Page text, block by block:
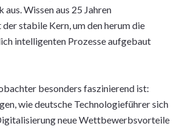
Wissen aus 25 Jahren
stabile Kern, um den herum die
intelligenten Prozesse aufgebaut
besonders faszinierend ist:
wie deutsche Technologieführer sich
neue Wettbewerbsvorteile